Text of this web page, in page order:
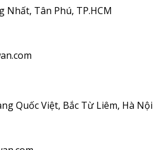
Nhất, Tân Phú, TP.HCM
Quốc Việt, Bắc Từ Liêm, Hà Nội